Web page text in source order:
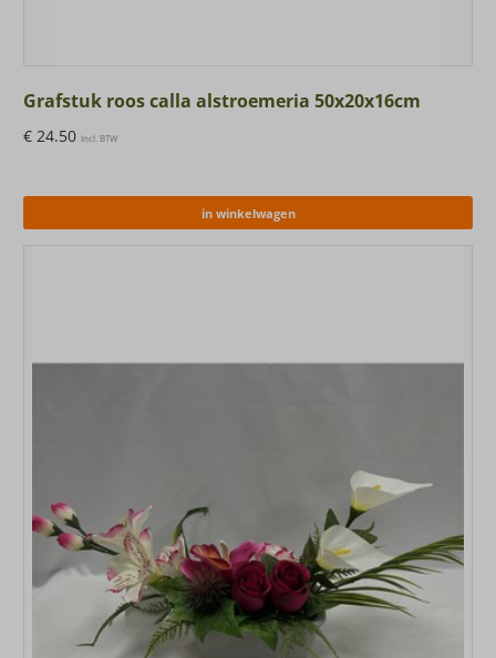
Grafstuk roos calla alstroemeria 50x20x16cm
€ 24.50 Incl. BTW
in winkelwagen